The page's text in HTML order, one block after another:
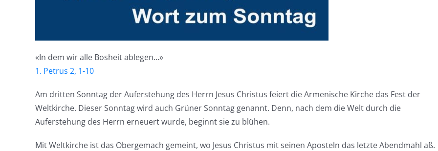
«In dem wir alle Bosheit ablegen…»
1. Petrus 2, 1-10
Am dritten Sonntag der Auferstehung des Herrn Jesus Christus feiert die Armenische Kirche das Fest der
Weltkirche. Dieser Sonntag wird auch Grüner Sonntag genannt. Denn, nach dem die Welt durch die
Auferstehung des Herrn erneuert wurde, beginnt sie zu blühen.
Mit Weltkirche ist das Obergemach gemeint, wo Jesus Christus mit seinen Aposteln das letzte Abendmahl aß.